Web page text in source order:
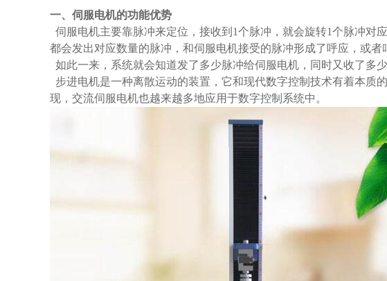
一、伺服电机的功能优势
伺服电机主要靠脉冲来定位，接收到1个脉冲，就会旋转1个脉冲对
都会发出对应数量的脉冲，和伺服电机接受的脉冲形成了呼应，或者
如此一来，系统就会知道发了多少脉冲给伺服电机，同时又收了多
步进电机是一种离散运动的装置，它和现代数字控制技术有着本质
现，交流伺服电机也越来越多地应用于数字控制系统中。